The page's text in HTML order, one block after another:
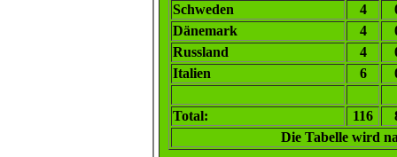
Schweden
4
Dänemark
4
Russland
4
Italien
6
Total: 116
Die Tabelle wird